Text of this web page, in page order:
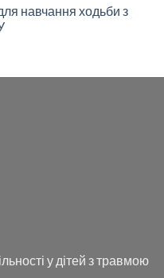
навчання ходьби з
у дітей з травмою